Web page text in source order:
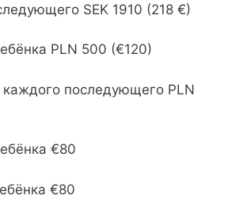
SEK 1910 (218 €)
PLN 500 (€120)
каждого последующего PLN
€80
€80